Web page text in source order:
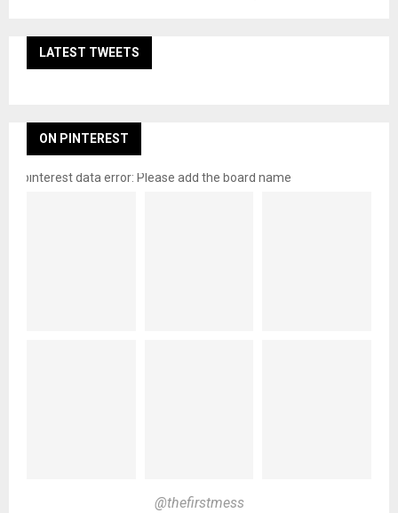
LATEST TWEETS
ON PINTEREST
pinterest data error: Please add the board name
@thefirstmess